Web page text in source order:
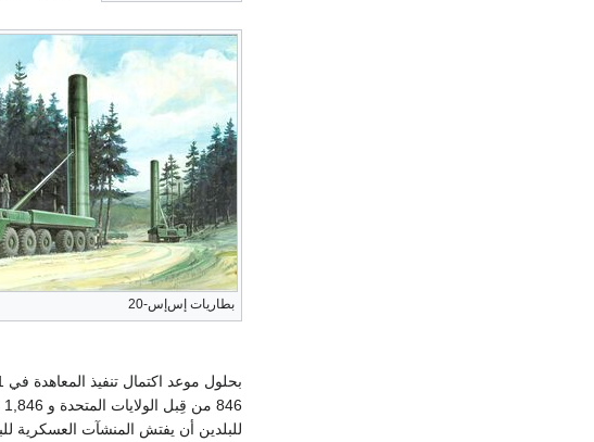
بطاريات إس‌إس-20
846 من قِبل الولايات المتحدة و 1,846 من قِبل الاتحاد السوڤيتي.